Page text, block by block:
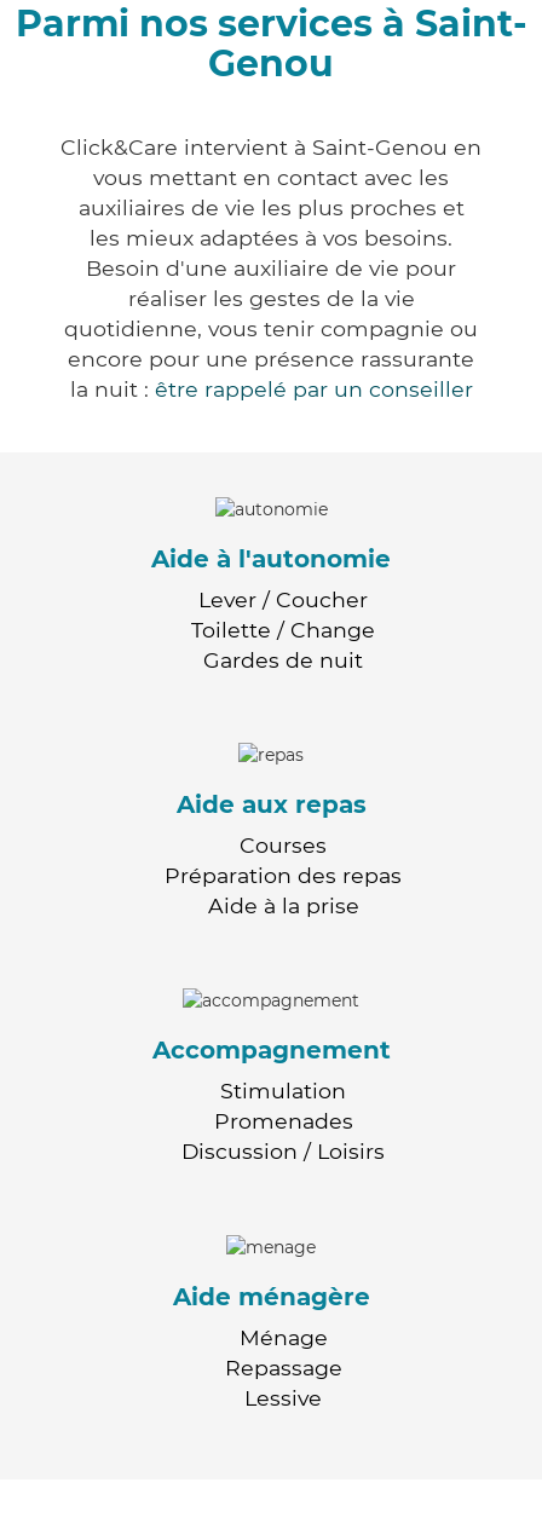
Parmi nos services à Saint-
Genou
Click&Care intervient à Saint-Genou en
vous mettant en contact avec les
auxiliaires de vie les plus proches et
les mieux adaptées à vos besoins.
Besoin d'une auxiliaire de vie pour
réaliser les gestes de la vie
quotidienne, vous tenir compagnie ou
encore pour une présence rassurante
la nuit : être rappelé par un conseiller
Aide à l'autonomie
Lever / Coucher
Toilette / Change
Gardes de nuit
Aide aux repas
Courses
Préparation des repas
Aide à la prise
Accompagnement
Stimulation
Promenades
Discussion / Loisirs
Aide ménagère
Ménage
Repassage
Lessive